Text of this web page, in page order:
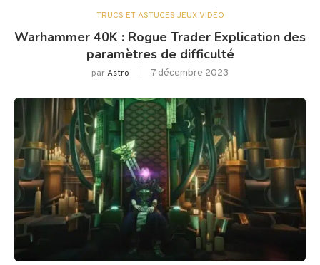
TRUCS ET ASTUCES JEUX VIDÉO
Warhammer 40K : Rogue Trader Explication des
paramètres de difficulté
parAstro 7 décembre 2023